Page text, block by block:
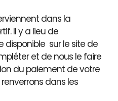
dans la
Il y a lieu de
disponible sur le site de
et de nous le faire
du paiement de votre
dans les